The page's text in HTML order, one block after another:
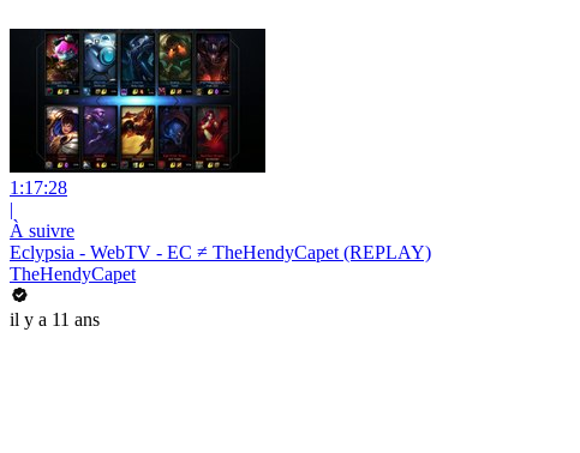
1:17:28
|
À suivre
Eclypsia - WebTV - EC ≠ TheHendyCapet (REPLAY)
TheHendyCapet
il y a 11 ans